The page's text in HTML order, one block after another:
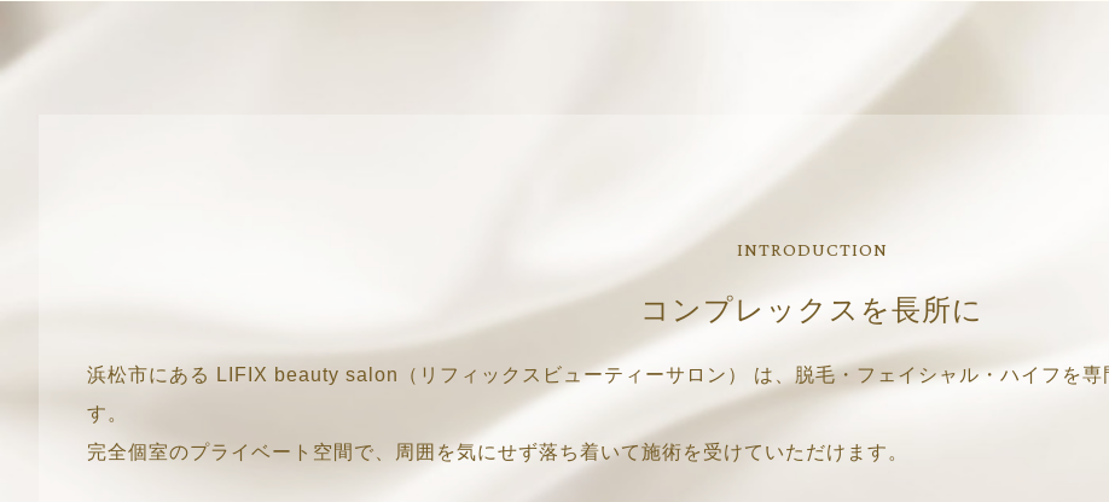
INTRODUCTION
コンプレックスを長所に
浜松市にある LIFIX beauty salon（リフィックスビューティーサロン） は、脱毛・フェイシャル・ハイフを
す。
完全個室のプライベート空間で、周囲を気にせず落ち着いて施術を受けていただけます。